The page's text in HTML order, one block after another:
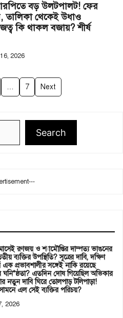
বড় উলটপালট! ফের
তালিকা থেকেই উধাও
কি থাকল বজায়? শীর্ষ
2026
… 7 Next
Search
রণজয় ও শ্যামৌপ্তির দাম্পত্য ভাঙনের
ব্যক্তির উপস্থিতি? সূত্রের দাবি, দক্ষিণ
প্রভাবশালীর সঙ্গেই নাকি রয়েছে
ঘনি*ষ্ঠতা? এতদিন দোষ গিয়েছিল অভিকার
নতুন দাবি ঘিরে তোলপাড় টলিপাড়া!
এল সেই ব্যক্তির পরিচয়?
2026